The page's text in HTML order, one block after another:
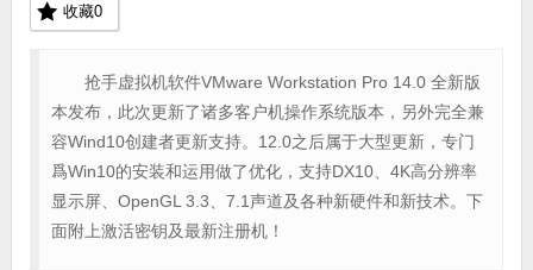
收藏0
抢手虚拟机软件VMware Workstation Pro 14.0 全新版
本发布，此次更新了诸多客户机操作系统版本，另外完全兼
容Wind10创建者更新支持。12.0之后属于大型更新，专门
爲Win10的安装和运用做了优化，支持DX10、4K高分辨率
显示屏、OpenGL 3.3、7.1声道及各种新硬件和新技术。下
面附上激活密钥及最新注册机！